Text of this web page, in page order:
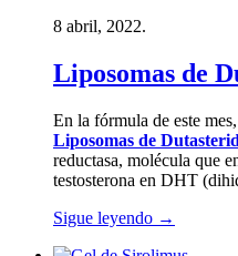
8 abril, 2022.
Liposomas de
En la fórmula de este
Liposomas de
reductasa, molécula que
testosterona en DHT
Sigue leyendo →